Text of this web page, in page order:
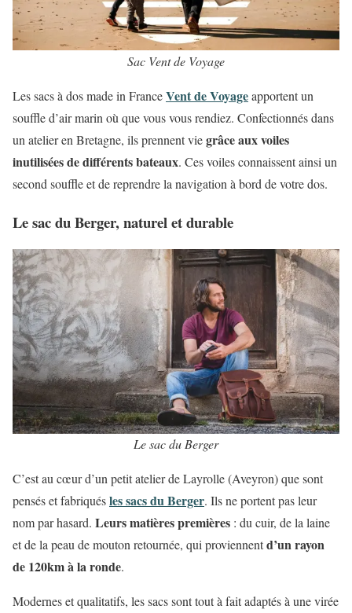
Sac Vent de Voyage
Les sacs à dos made in FranceVent de Voyageapportent un
souffle d’air marin où que vous vous rendiez. Confectionnés dans
un atelier en Bretagne, ils prennent viegrâce aux voiles
inutilisées de différents bateaux. Ces voiles connaissent ainsi un
second souffle et de reprendre la navigation à bord de votre dos.
Le sac du Berger, naturel et durable
Le sac du Berger
C’est au cœur d’un petit atelier de Layrolle (Aveyron) que sont
pensés et fabriquésles sacs du Berger. Ils ne portent pas leur
nom par hasard. Leurs matières premières : du cuir, de la laine
et de la peau de mouton retournée, qui proviennentd’un rayon
de 120km à la ronde.
Modernes et qualitatifs, les sacs sont tout à fait adaptés à une virée